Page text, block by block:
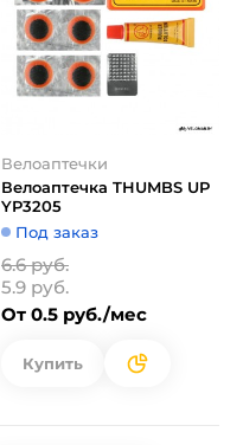
Велоаптечки
Велоаптечка THUMBS UP
YP3205
Под заказ
6.6 руб.
5.9 руб.
От 0.5 руб./мес
Купить